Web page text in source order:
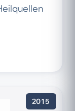
2015